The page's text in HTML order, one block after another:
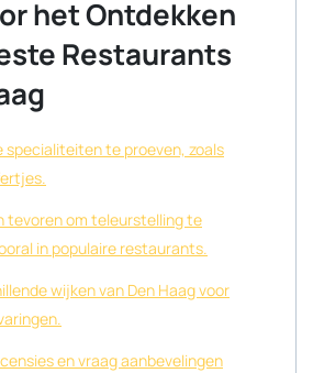
het Ontdekken
Restaurants
specialiteiten te proeven, zoals
tevoren om teleurstelling te
in populaire restaurants.
wijken van Den Haag voor
en vraag aanbevelingen